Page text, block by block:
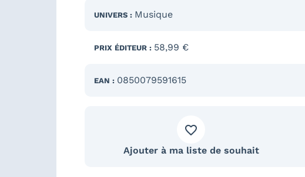
UNIVERS : Musique
PRIX ÉDITEUR : 58,99 €
EAN : 0850079591615
Ajouter à ma liste de souhait